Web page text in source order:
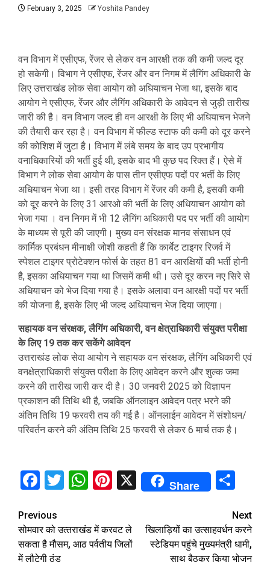
February 3, 2025 Yoshita Pandey
वन विभाग में एसीएफ, रेंजर से लेकर वन आरक्षी तक की कमी जल्द दूर
हो सकेगी। विभाग ने एसीएफ, रेंजर और वन निगम में लैगिंग अधिकारी के
लिए उत्तराखंड लोक सेवा आयोग को अधियाचन भेजा था, इसके बाद
आयोग ने एसीएफ, रेंजर और लैगिंग अधिकारी के आवेदन से जुड़ी तारीख
जारी की है। वन विभाग जल्द ही वन आरक्षी के लिए भी अधियाचन भेजने
की तैयारी कर रहा है। वन विभाग में फील्ड स्टाफ की कमी को दूर करने
की कोशिश में जुटा है। विभाग में लंबे समय के बाद उप प्रभागीय
वनाधिकारियों की भर्ती हुई थी, इसके बाद भी कुछ पद रिक्त हैं। ऐसे में
विभाग ने लोक सेवा आयोग के पास तीन एसीएफ पदों पर भर्ती के लिए
अधियाचन भेजा था। इसी तरह विभाग में रेंजर की कमी है, इसकी कमी
को दूर करने के लिए 31 आरओ की भर्ती के लिए अधियाचन आयोग को
भेजा गया । वन निगम में भी 12 लैगिंग अधिकारी पद पर भर्ती की आयोग
के माध्यम से पूरी की जाएगी। मुख्य वन संरक्षक मानव संसाधन एवं
कार्मिक प्रबंधन मीनाक्षी जोशी कहती हैं कि कार्बेट टाइगर रिजर्व में
स्पेशल टाइगर प्रोटेक्शन फोर्स के तहत 81 वन आरक्षियों की भर्ती होनी
है, इसका अधियाचन गया था जिसमें कमी थी। उसे दूर करन नए सिरे से
अधियाचन को भेज दिया गया है। इसके अलावा वन आरक्षी पदों पर भर्ती
की योजना है, इसके लिए भी जल्द अधियाचन भेज दिया जाएगा।
सहायक वन संरक्षक, लैगिंग अधिकारी, वन क्षेत्राधिकारी संयुक्त परीक्षा
के लिए 19 तक कर सकेंगे आवेदन
उत्तराखंड लोक सेवा आयोग ने सहायक वन संरक्षक, लैगिंग अधिकारी एवं
वनक्षेत्राधिकारी संयुक्त परीक्षा के लिए आवेदन करने और शुल्क जमा
करने की तारीख जारी कर दी है। 30 जनवरी 2025 को विज्ञापन
प्रकाशन की तिथि थी है, जबकि ऑनलाइन आवेदन पत्र भरने की
अंतिम तिथि 19 फरवरी तय की गई है। ऑनलाईन आवेदन में संशोधन/
परिवर्तन करने की अंतिम तिथि 25 फरवरी से लेकर 6 मार्च तक है।
Facebook
Twitter
WhatsApp
Pinterest
X Share
Continue
Reading
Previous
सोमवार को उत्‍तराखंड में करवट ले
सकता है मौसम, आठ पर्वतीय जिलों
में लौटेगी ठंड
Next
खिलाड़ियों का उत्साहवर्धन करने
स्टेडियम पहुंचे मुख्यमंत्री धामी,
साथ बैठकर किया भोजन